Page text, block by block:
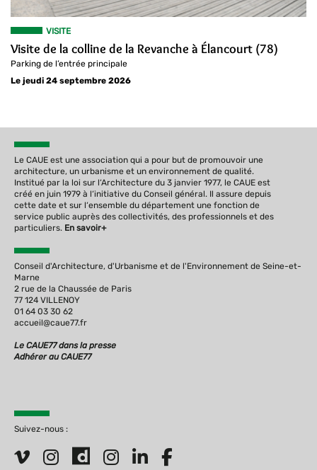
VISITE
Visite de la colline de la Revanche à Élancourt (78)
Parking de l’entrée principale
Le jeudi 24 septembre 2026
Le CAUE est une association qui a pour but de promouvoir une
architecture, un urbanisme et un environnement de qualité.
Institué par la loi sur l‘Architecture du 3 janvier 1977, le CAUE est
créé en juin 1979 à l‘initiative du Conseil général. Il assure depuis
cette date et sur l‘ensemble du département une fonction de
service public auprès des collectivités, des professionnels et des
particuliers. En savoir+
Conseil d'Architecture, d'Urbanisme et de l'Environnement de Seine-et-
Marne
2 rue de la Chaussée de Paris
77 124 VILLENOY
01 64 03 30 62
accueil@caue77.fr
Le CAUE77 dans la presse
Adhérer au CAUE77
Suivez-nous :